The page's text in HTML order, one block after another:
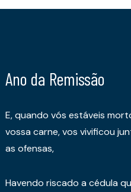
Ano da Remissão
E, quando vós estáveis
vossa carne, vos vivificou
as ofensas,
Havendo riscado a cédula